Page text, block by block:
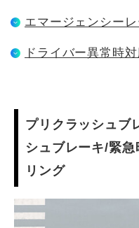
エマージェンシー
ドライバー異常時
プリクラッシュブ
シュブレーキ/緊
リング